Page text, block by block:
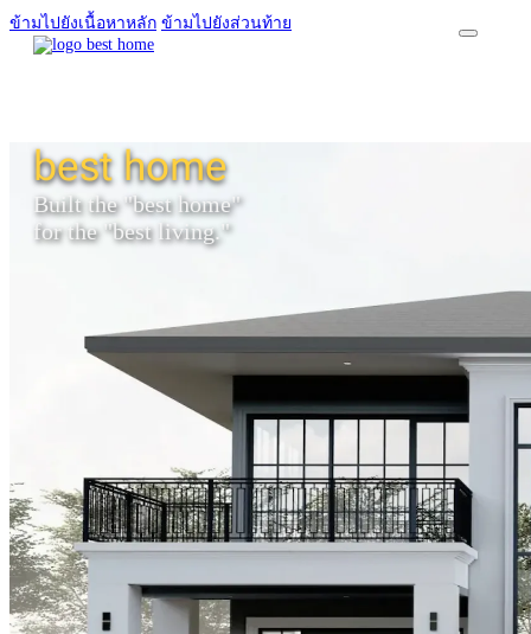
ข้ามไปยังเนื้อหาหลัก ข้ามไปยังส่วนท้าย
HOME
SERVICES
ต่อเติมบ้าน
งาน Built-In
PROJECTS
NEW & BLOG
CONTACT US
best home
Built the "best home"
for the "best living."